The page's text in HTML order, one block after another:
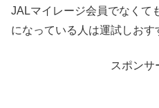
JALマイレージ会員でなくて
になっている人は運試しおす
スポンサ